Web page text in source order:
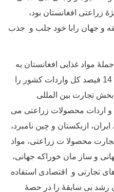
زراعتی افغانستان بود،
و جهان رابا خود جلب و جذب
مواد غذایی افغانستان به
حساب می آید، در آن زمان تقریباً 14 فیصد کل واردات کشور را
تجارت بین المللی
و اردات محصولات زراعتی می
ازبکستان و چین نامبرد،
محصولا ت زراعتی، مواد
و ساز مان خوراکه جهانی،
تجارتی و اقتصادی استفاده
رشد بی سابقۀ را در حصۀ